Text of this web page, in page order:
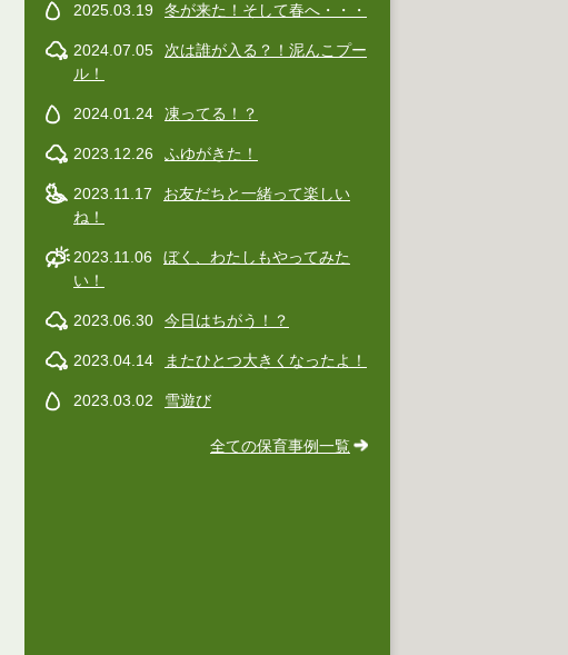
2025.03.19 冬が来た！そして春へ・・・
2024.07.05
次は誰が入る？！泥んこプー
ル！
2024.01.24 凍ってる！？
2023.12.26 ふゆがきた！
2023.11.17
お友だちと一緒って楽しい
ね！
2023.11.06
ぼく、わたしもやってみた
い！
2023.06.30 今日はちがう！？
2023.04.14 またひとつ大きくなったよ！
2023.03.02 雪遊び
全ての保育事例一覧